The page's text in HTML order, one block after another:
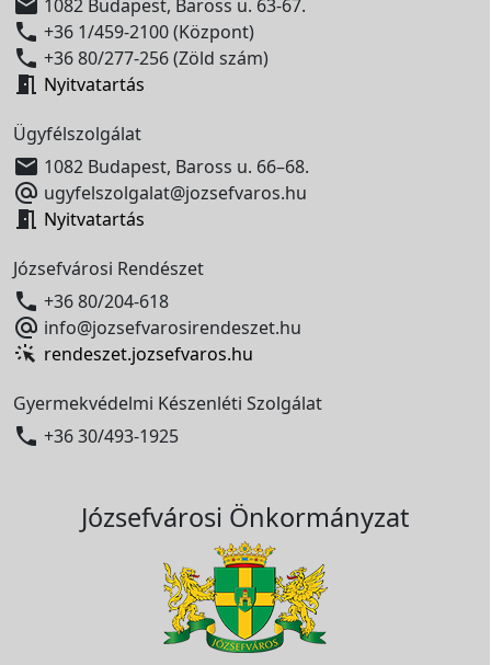
 1082 Budapest, Baross u. 63-67.
 +36 1/459-2100 (Központ)
 +36 80/277-256 (Zöld szám)
 Nyitvatartás
Ügyfélszolgálat
 1082 Budapest, Baross u. 66–68.
 ugyfelszolgalat@jozsefvaros.hu
 Nyitvatartás
Józsefvárosi Rendészet
 +36 80/204-618
 info@jozsefvarosirendeszet.hu
rendeszet.jozsefvaros.hu
Gyermekvédelmi Készenléti Szolgálat
 +36 30/493-1925
Józsefvárosi Önkormányzat